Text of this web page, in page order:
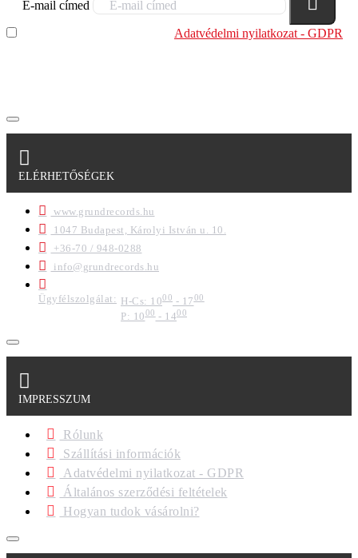
E-mail címed
Adatvédelmi nyilatkozat - GDPR
ELÉRHETŐSÉGEK
www.grundrecords.hu
1047 Budapest, Károlyi István u. 10.
+36-70 / 948-0288
info@grundrecords.hu
Ügyfélszolgálat: H-Cs: 1000 - 1700
P: 1000- 1400
IMPRESSZUM
Rólunk
Szállítási információk
Adatvédelmi nyilatkozat - GDPR
Általános szerződési feltételek
Hogyan tudok vásárolni?